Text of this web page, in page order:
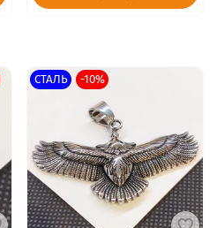
СТАЛЬ -10%